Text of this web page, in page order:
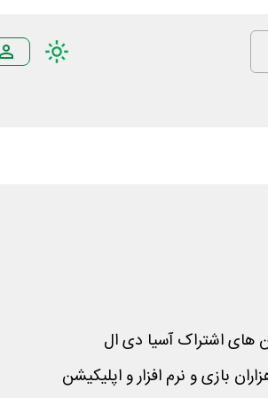
های اشتراک آسیا دی ال
بازی و نرم افزار و اپلیکیشن